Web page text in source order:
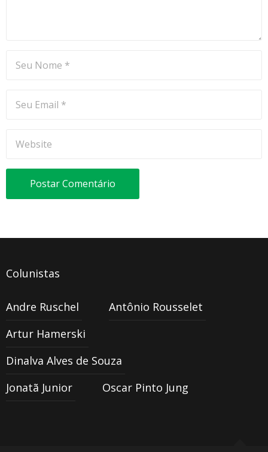
Colunistas
Andre Ruschel
Antônio Rousselet
Artur Hamerski
Dinalva Alves de Souza
Jonatã Junior
Oscar Pinto Jung